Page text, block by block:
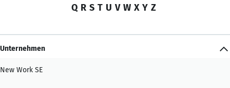
Q R S T U V W X Y Z
Unternehmen
New Work SE